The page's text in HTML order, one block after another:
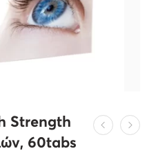
Strength
60tabs